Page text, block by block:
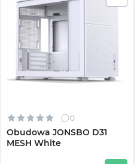
0
Obudowa JONSBO D31
MESH White